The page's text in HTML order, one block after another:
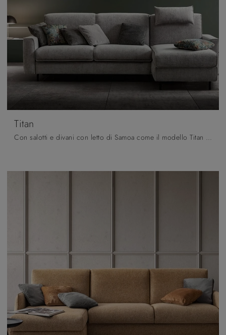
Titan
Con salotti e divani con letto di Samoa come il modello Titan in tessuto, potrai completare il tuo progetto d'arredo.